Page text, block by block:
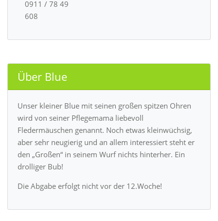
0911 / 78 49
608
Über Blue
Unser kleiner Blue mit seinen großen spitzen Ohren
wird von seiner Pflegemama liebevoll
Fledermäuschen genannt. Noch etwas kleinwüchsig,
aber sehr neugierig und an allem interessiert steht er
den „Großen“ in seinem Wurf nichts hinterher. Ein
drolliger Bub!
Die Abgabe erfolgt nicht vor der 12.Woche!